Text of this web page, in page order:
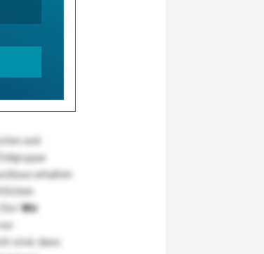
und
erhalten
Sie!Wir
sind, dass